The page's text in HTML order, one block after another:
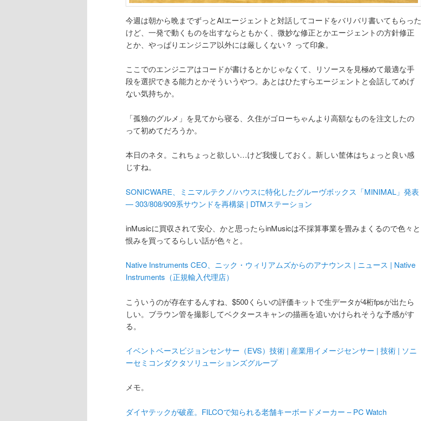
今週は朝から晩までずっとAIエージェントと対話してコードをバリバリ書いてもらった
けど、一発で動くものを出すならともかく、微妙な修正とかエージェントの方針修正
とか、やっぱりエンジニア以外には厳しくない？ って印象。
ここでのエンジニアはコードが書けるとかじゃなくて、リソースを見極めて最適な手
段を選択できる能力とかそういうやつ。あとはひたすらエージェントと会話してめげ
ない気持ちか。
「孤独のグルメ」を見てから寝る、久住がゴローちゃんより高額なものを注文したの
って初めてだろうか。
本日のネタ。これちょっと欲しい…けど我慢しておく。新しい筐体はちょっと良い感
じすね。
SONICWARE、ミニマルテクノ/ハウスに特化したグルーヴボックス「MINIMAL」発表
— 303/808/909系サウンドを再構築 | DTMステーション
inMusicに買収されて安心、かと思ったらinMusicは不採算事業を畳みまくるので色々と
恨みを買ってるらしい話が色々と。
Native Instruments CEO、ニック・ウィリアムズからのアナウンス | ニュース | Native
Instruments（正規輸入代理店）
こういうのが存在するんすね、$500くらいの評価キットで生データが4桁fpsが出たら
しい。ブラウン管を撮影してベクタースキャンの描画を追いかけられそうな予感がす
る。
イベントベースビジョンセンサー（EVS）技術 | 産業用イメージセンサー | 技術 | ソニ
ーセミコンダクタソリューションズグループ
メモ。
ダイヤテックが破産。FILCOで知られる老舗キーボードメーカー – PC Watch